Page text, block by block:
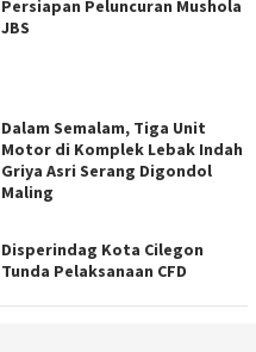
Persiapan Peluncuran Mushola
JBS
Dalam Semalam, Tiga Unit
Motor di Komplek Lebak Indah
Griya Asri Serang Digondol
Maling
Disperindag Kota Cilegon
Tunda Pelaksanaan CFD